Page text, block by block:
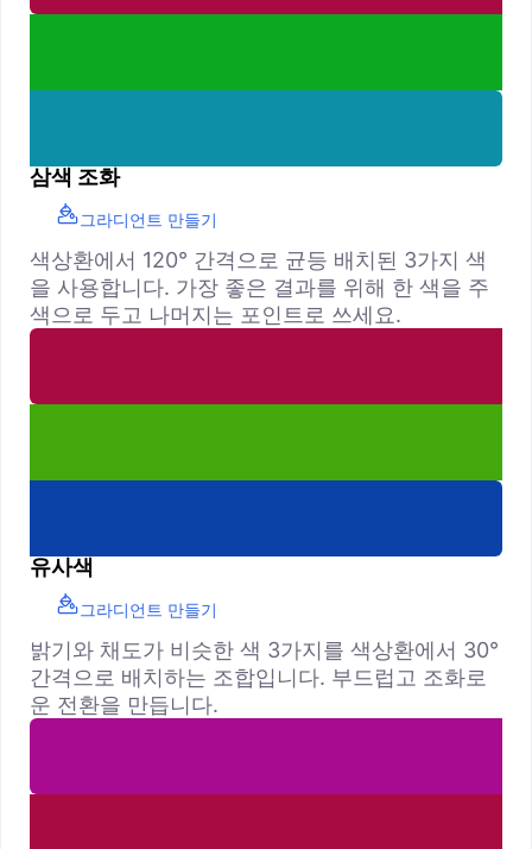
삼색 조화
그라디언트 만들기
색상환에서 120° 간격으로 균등 배치된 3가지 색
을 사용합니다. 가장 좋은 결과를 위해 한 색을 주
색으로 두고 나머지는 포인트로 쓰세요.
유사색
그라디언트 만들기
밝기와 채도가 비슷한 색 3가지를 색상환에서 30°
간격으로 배치하는 조합입니다. 부드럽고 조화로
운 전환을 만듭니다.